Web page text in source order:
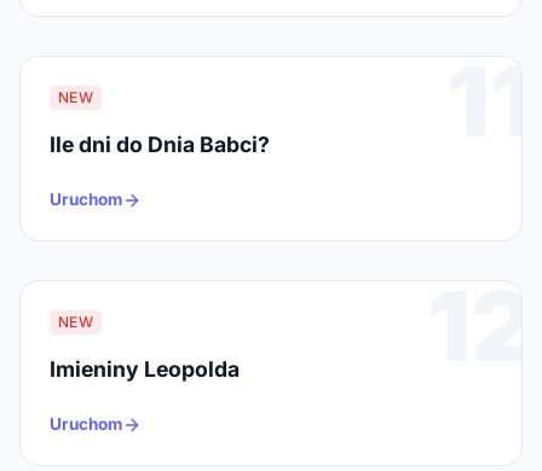
11
NEW
Ile dni do Dnia Babci?
Uruchom
12
NEW
Imieniny Leopolda
Uruchom